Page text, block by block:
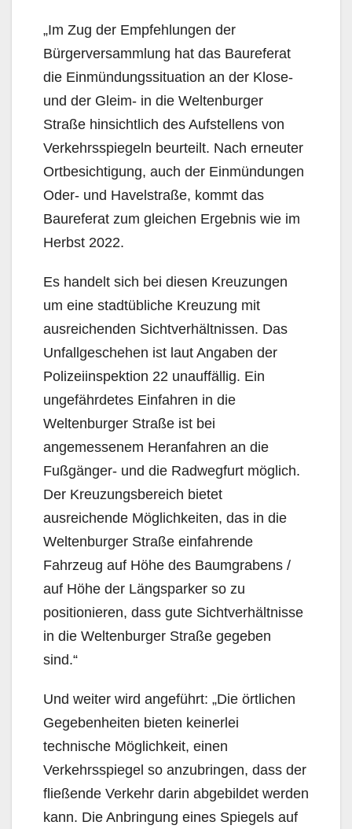
„Im Zug der Empfehlungen der
Bürgerversammlung hat das Baureferat
die Einmündungssituation an der Klose-
und der Gleim- in die Weltenburger
Straße hinsichtlich des Aufstellens von
Verkehrs­spiegeln beurteilt. Nach erneuter
Ortbesichtigung, auch der Einmündungen
Oder- und Havelstraße, kommt das
Baureferat zum gleichen Ergebnis wie im
Herbst 2022.
Es handelt sich bei diesen Kreuzungen
um eine stadtübliche Kreuzung mit
ausreichenden Sichtver­hältnissen. Das
Unfallgeschehen ist laut Angaben der
Polizeiinspektion 22 unauffällig. Ein
ungefähr­detes Einfahren in die
Weltenburger Straße ist bei
angemessenem Heranfahren an die
Fußgänger- und die Radwegfurt möglich.
Der Kreuzungsbereich bietet
ausreichende Möglichkeiten, das in die
Weltenburger Straße einfahrende
Fahrzeug auf Höhe des Baumgrabens /
auf Höhe der Längspar­ker so zu
positionieren, dass gute Sichtverhältnisse
in die Weltenburger Straße gegeben
sind.“
Und weiter wird angeführt: „Die örtlichen
Gegebenheiten bieten keinerlei
technische Möglichkeit, ei­nen
Verkehrsspiegel so anzubringen, dass der
fließende Verkehr darin abgebildet werden
kann. Die Anbringung eines Spiegels auf